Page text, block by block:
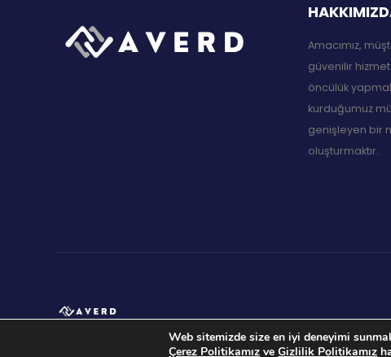
Amacımız,
güvenilir hizmet
öncülük
kurduğumuz
genişleyen bir
oluşturmaktır.
Web sitemizde size en iyi deneyimi
Çerez Politikamız veGizlilik Politikamız